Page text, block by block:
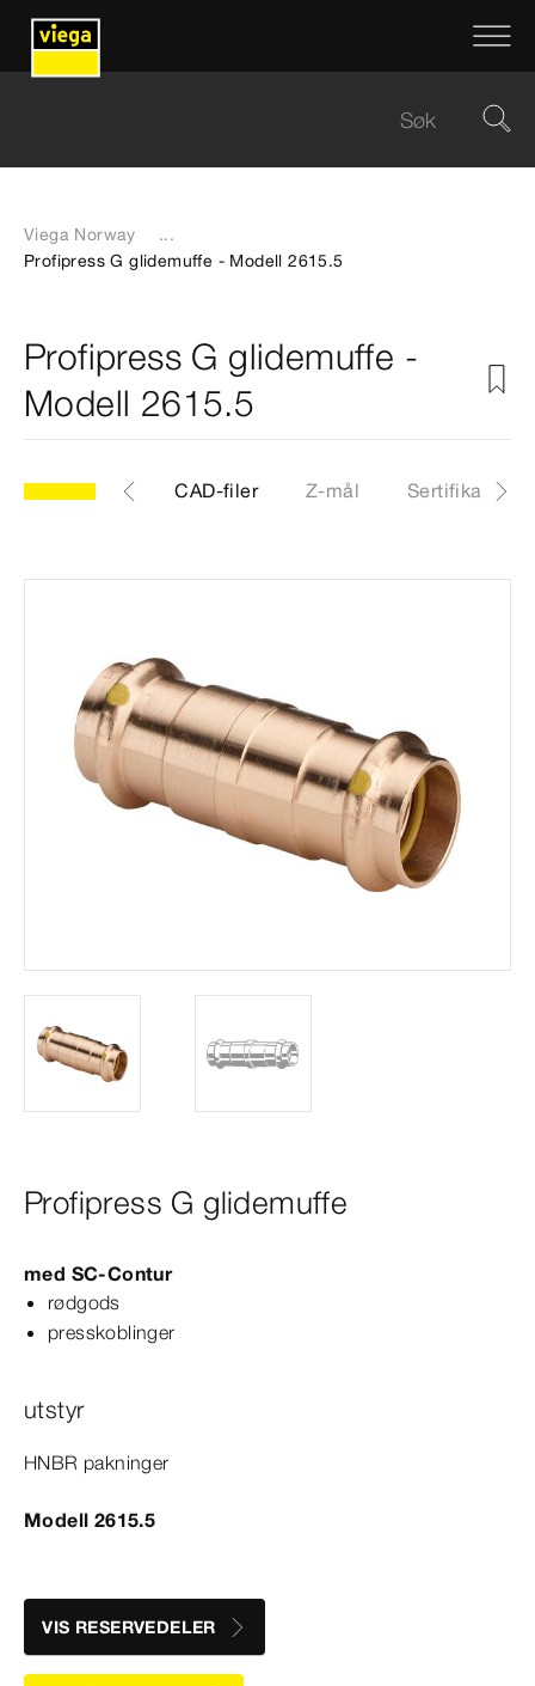
Viega Norway
...
Profipress G glidemuffe - Modell 2615.5
Profipress G glidemuffe -
Modell 2615.5
Artikkel CAD-filer Z-mål Sertifikater
Profipress G glidemuffe
med SC‑Contur
rødgods
presskoblinger
utstyr
HNBR pakninger
Modell 2615.5
VIS RESERVEDELER